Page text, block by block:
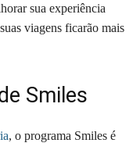
sua experiência
viagens ficarão mais
Smiles
, o programa Smiles é